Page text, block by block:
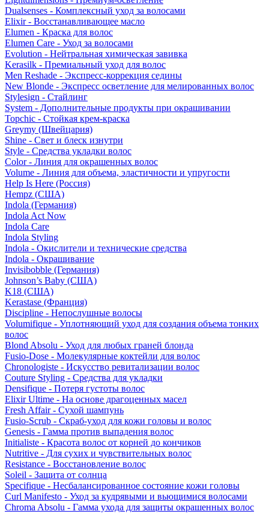
Dualsenses - Комплексный уход за волосами
Elixir - Восстанавливающее масло
Elumen - Краска для волос
Elumen Care - Уход за волосами
Evolution - Нейтральная химическая завивка
Kerasilk - Премиальный уход для волос
Men Reshade - Экспресс-коррекция седины
New Blonde - Экспресс осветление для мелированных волос
Stylesign - Стайлинг
System - Дополнительные продукты при окрашивании
Topchic - Стойкая крем-краска
Greymy (Швейцария)
Shine - Свет и блеск изнутри
Style - Средства укладки волос
Color - Линия для окрашенных волос
Volume - Линия для объема, эластичности и упругости
Help Is Here (Россия)
Hempz (США)
Indola (Германия)
Indola Act Now
Indola Care
Indola Styling
Indola - Окислители и технические средства
Indola - Окрашивание
Invisibobble (Германия)
Johnson’s Baby (США)
K18 (США)
Kerastase (Франция)
Discipline - Непослушные волосы
Volumifique - Уплотняющий уход для создания объема тонких
волос
Blond Absolu - Уход для любых граней блонда
Fusio-Dose - Молекулярные коктейли для волос
Chronologiste - Искусство ревитализации волос
Couture Styling - Средства для укладки
Densifique - Потеря густоты волос
Elixir Ultime - На основе драгоценных масел
Fresh Affair - Сухой шампунь
Fusio-Scrub - Скраб-уход для кожи головы и волос
Genesis - Гамма против выпадения волос
Initialiste - Красота волос от корней до кончиков
Nutritive - Для сухих и чувствительных волос
Resistance - Восстановление волос
Soleil - Защита от солнца
Specifique - Несбалансированное состояние кожи головы
Curl Manifesto - Уход за кудрявыми и вьющимися волосами
Chroma Absolu - Гамма ухода для защиты окрашенных волос